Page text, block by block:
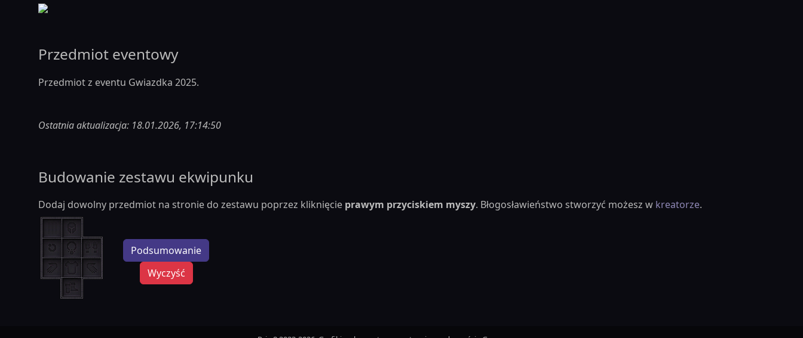
Przedmiot eventowy
Przedmiot z eventu Gwiazdka 2025.
Ostatnia aktualizacja: 18.01.2026, 17:14:50
Budowanie zestawu ekwipunku
Dodaj dowolny przedmiot na stronie do zestawu poprzez kliknięcie prawym przyciskiem myszy. Błogosławieństwo stworzyć możesz w kreatorze.
Podsumowanie
Wyczyść